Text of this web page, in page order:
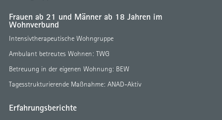
Frauen ab 21 und Männer ab 18 Jahren im
Wohnverbund
Intensivtherapeutische Wohngruppe
Ambulant betreutes Wohnen: TWG
Betreuung in der eigenen Wohnung: BEW
Tagesstrukturierende Maßnahme: ANAD-Aktiv
Erfahrungsberichte